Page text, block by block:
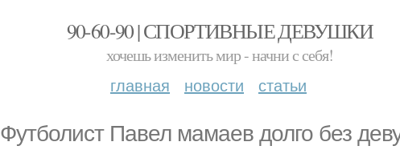
90-60-90 | СПОРТИВНЫЕ ДЕВУШКИ
хочешь изменить мир - начни с себя!
главная новости статьи
Футболист Павел мамаев долго без